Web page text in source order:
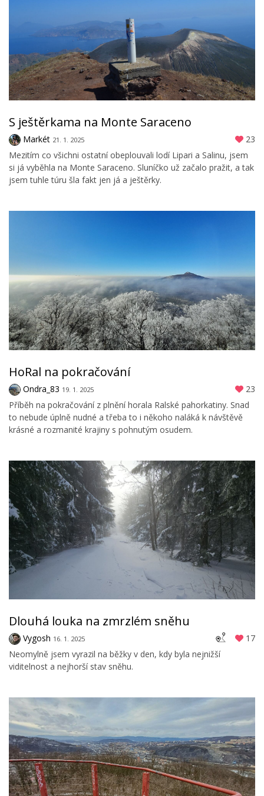
S ještěrkama na Monte Saraceno
Markét 21. 1. 2025
23
Mezitím co všichni ostatní obeplouvali lodí Lipari a Salinu, jsem
si já vyběhla na Monte Saraceno. Sluníčko už začalo pražit, a tak
jsem tuhle túru šla fakt jen já a ještěrky.
HoRal na pokračování
Ondra_83 19. 1. 2025
23
Příběh na pokračování z plnění horala Ralské pahorkatiny. Snad
to nebude úplně nudné a třeba to i někoho naláká k návštěvě
krásné a rozmanité krajiny s pohnutým osudem.
Dlouhá louka na zmrzlém sněhu
Vygosh 16. 1. 2025
17
Neomylně jsem vyrazil na běžky v den, kdy byla nejnižší
viditelnost a nejhorší stav sněhu.